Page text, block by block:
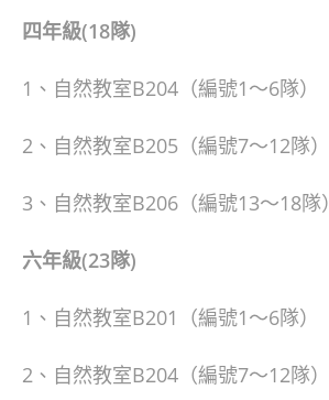
四年級(18隊)
1、自然教室B204（編號1～6隊）
2、自然教室B205（編號7～12隊）
3、自然教室B206（編號13～18隊）
六年級(23隊)
1、自然教室B201（編號1～6隊）
2、自然教室B204（編號7～12隊）